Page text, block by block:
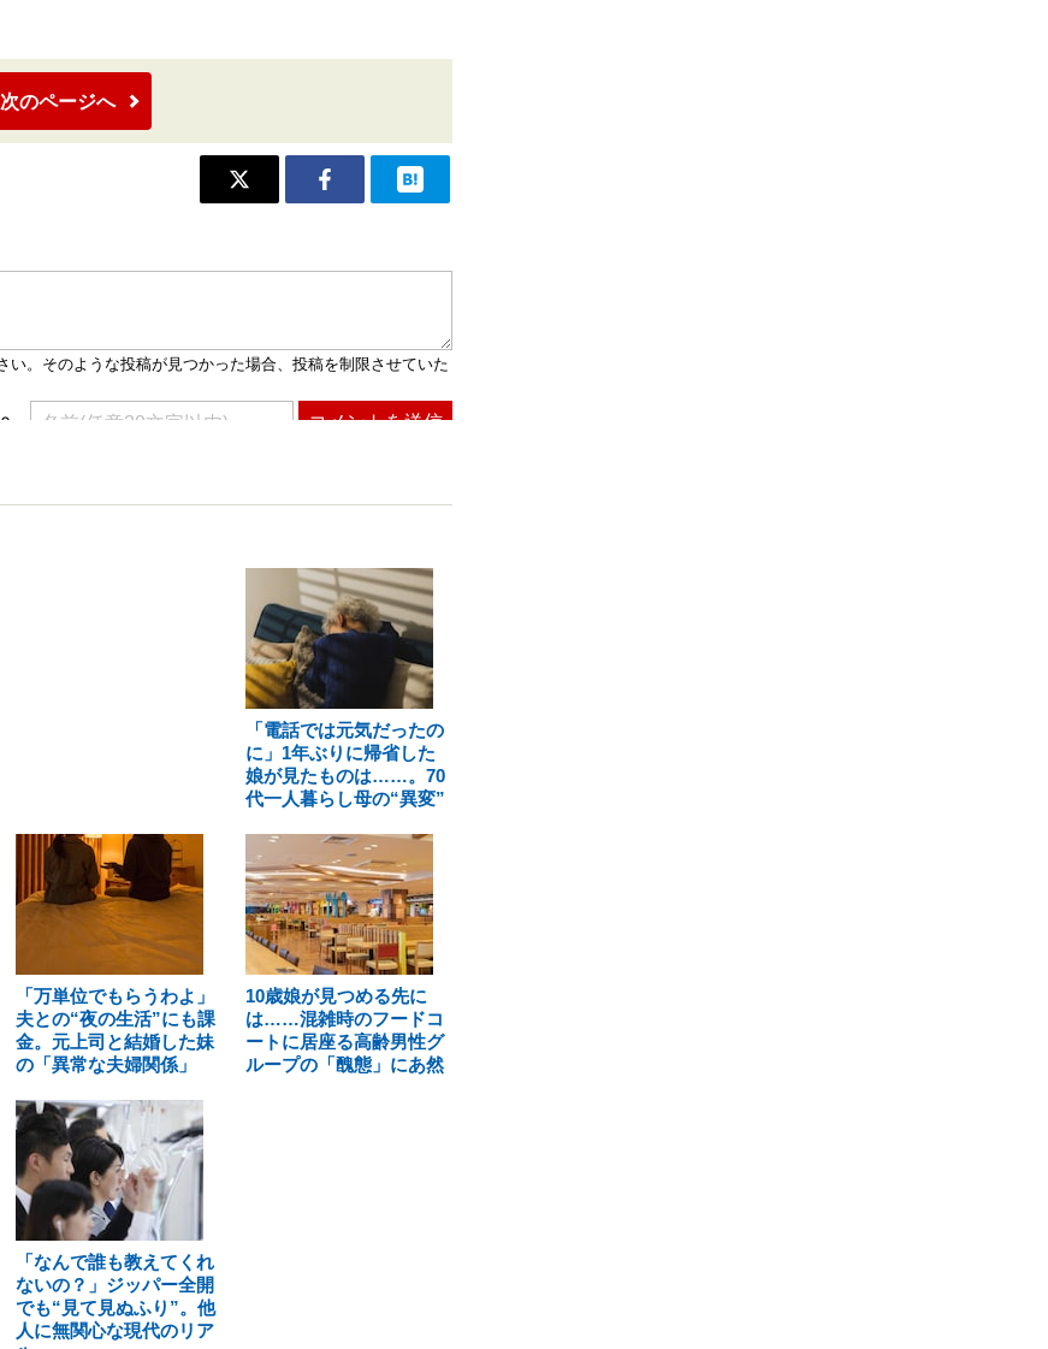
次のページへ
「電話では元気だったの
に」1年ぶりに帰省した
娘が見たものは……。70
代一人暮らし母の“異変”
「万単位でもらうわよ」
夫との“夜の生活”にも課
金。元上司と結婚した妹
の「異常な夫婦関係」
10歳娘が見つめる先に
は……混雑時のフードコ
ートに居座る高齢男性グ
ループの「醜態」にあ然
「なんで誰も教えてくれ
ないの？」ジッパー全開
でも“見て見ぬふり”。他
人に無関心な現代のリア